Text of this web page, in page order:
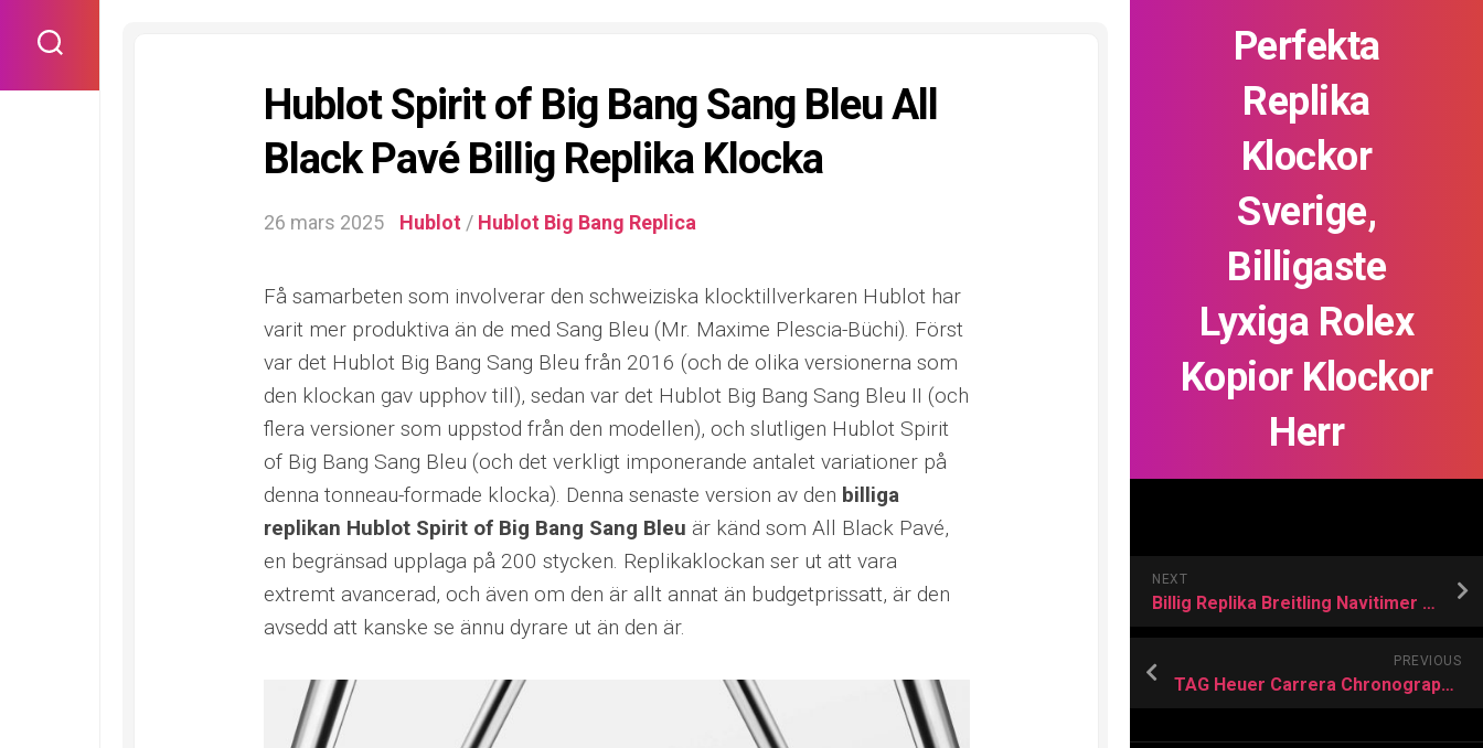
content
Perfekta
Replika
Klockor
Sverige,
Billigaste
Lyxiga Rolex
Kopior Klockor
Herr
NEXT
Billig Replika Breitling Navitimer B19 Perpetual Calendar Chronograph Watch i rostfritt stål och platina
PREVIOUS
TAG Heuer Carrera Chronograph Glassbox Precious Schweiziska Replika Klockor
Hublot Spirit of Big Bang Sang Bleu All
Black Pavé Billig Replika Klocka
26 mars 2025 Hublot / Hublot Big Bang Replica
Få samarbeten som involverar den schweiziska klocktillverkaren Hublot har
varit mer produktiva än de med Sang Bleu (Mr. Maxime Plescia-Büchi). Först
var det Hublot Big Bang Sang Bleu från 2016 (och de olika versionerna som
den klockan gav upphov till), sedan var det Hublot Big Bang Sang Bleu II (och
flera versioner som uppstod från den modellen), och slutligen Hublot Spirit
of Big Bang Sang Bleu (och det verkligt imponerande antalet variationer på
denna tonneau-formade klocka). Denna senaste version av den billiga
replikan Hublot Spirit of Big Bang Sang Bleu är känd som All Black Pavé,
en begränsad upplaga på 200 stycken. Replikaklockan ser ut att vara
extremt avancerad, och även om den är allt annat än budgetprissatt, är den
avsedd att kanske se ännu dyrare ut än den är.